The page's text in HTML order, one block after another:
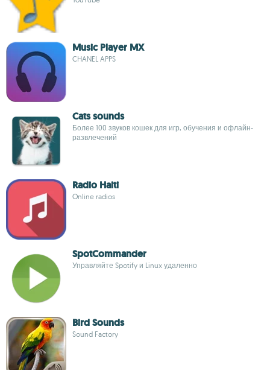
Music Player MX
CHANEL APPS
Cats sounds
Более 100 звуков кошек для игр, обучения и офлайн-
развлечений
Radio Haiti
Online radios
SpotCommander
Управляйте Spotify и Linux удаленно
Bird Sounds
Sound Factory